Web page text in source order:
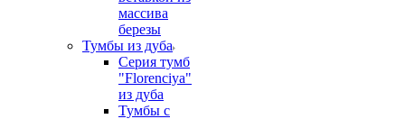
массива
березы
Тумбы из дуба
Серия тумб
"Florenciya"
из дуба
Тумбы с